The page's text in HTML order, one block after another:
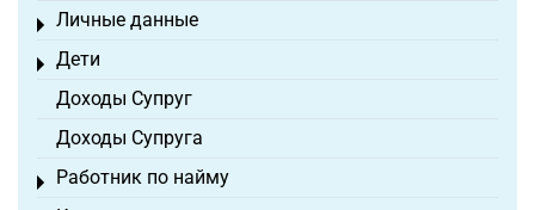
Личные данные
Toggle menu
Дети
Toggle menu
Доходы Супруг
Доходы Супруга
Работник по найму
Toggle menu